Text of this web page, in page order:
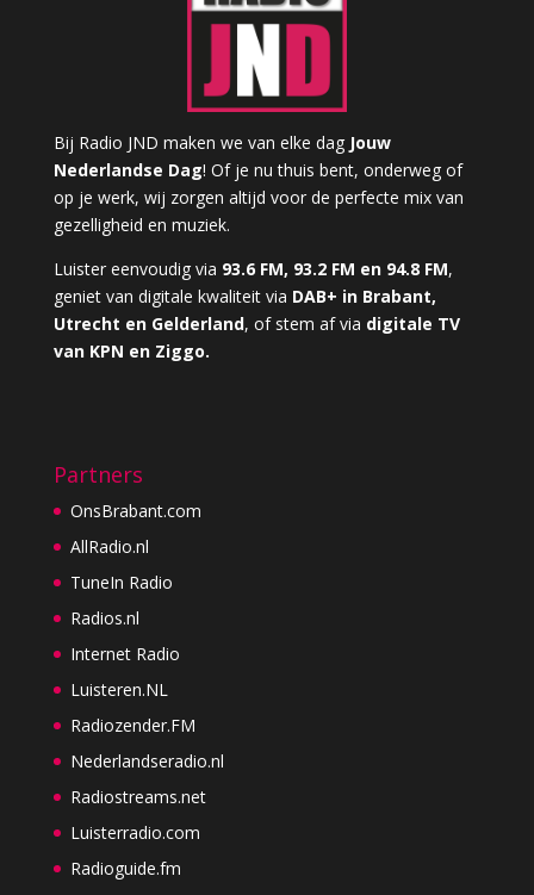
Bij Radio JND maken we van elke dag Jouw
Nederlandse Dag! Of je nu thuis bent, onderweg of
op je werk, wij zorgen altijd voor de perfecte mix van
gezelligheid en muziek.
Luister eenvoudig via 93.6 FM, 93.2 FM en 94.8 FM,
geniet van digitale kwaliteit via DAB+ in Brabant,
Utrecht en Gelderland, of stem af via digitale TV
van KPN en Ziggo.
Partners
OnsBrabant.com
AllRadio.nl
TuneIn Radio
Radios.nl
Internet Radio
Luisteren.NL
Radiozender.FM
Nederlandseradio.nl
Radiostreams.net
Luisterradio.com
Radioguide.fm